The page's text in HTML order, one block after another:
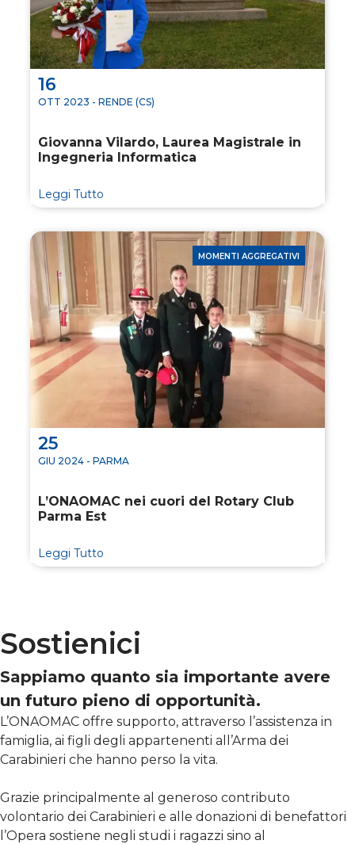
16
OTT 2023 - RENDE (CS)
Giovanna Vilardo, Laurea Magistrale in
Ingegneria Informatica
Leggi Tutto
25
GIU 2024 - PARMA
MOMENTI AGGREGATIVI
L’ONAOMAC nei cuori del Rotary Club
Parma Est
Leggi Tutto
Sostienici
Sappiamo quanto sia importante avere
un futuro pieno di opportunità.
L’ONAOMAC offre supporto, attraverso l’assistenza in
famiglia, ai figli degli appartenenti all’Arma dei
Carabinieri che hanno perso la vita.
Grazie principalmente al generoso contributo
volontario dei Carabinieri e alle donazioni di benefattori
l’Opera sostiene negli studi i ragazzi sino al